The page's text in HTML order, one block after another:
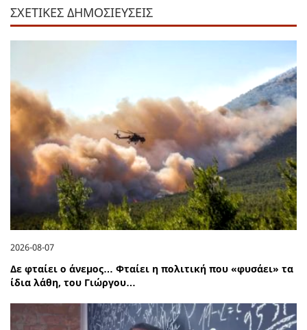
ΣΧΕΤΙΚΕΣ ΔΗΜΟΣΙΕΥΣΕΙΣ
2026-08-07
Δε φταίει ο άνεμος… Φταίει η πολιτική που «φυσάει» τα
ίδια λάθη, του Γιώργου…